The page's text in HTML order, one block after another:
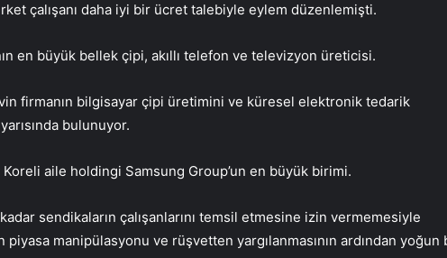
çalışanı daha iyi bir ücret talebiyle eylem düzenlemişti.
en büyük bellek çipi, akıllı telefon ve televizyon üreticisi.
firmanın bilgisayar çipi üretimini ve küresel elektronik tedarik
bulunuyor.
aile holdingi Samsung Group’un en büyük birimi.
sendikaların çalışanlarını temsil etmesine izin vermemesiyle
piyasa manipülasyonu ve rüşvetten yargılanmasının ardından yoğun